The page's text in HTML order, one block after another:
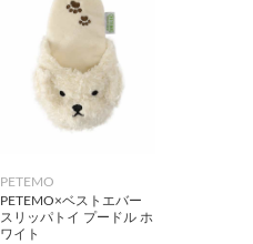
PETEMO
PETEMO×ベストエバー
スリッパトイ プードル ホ
ワイト